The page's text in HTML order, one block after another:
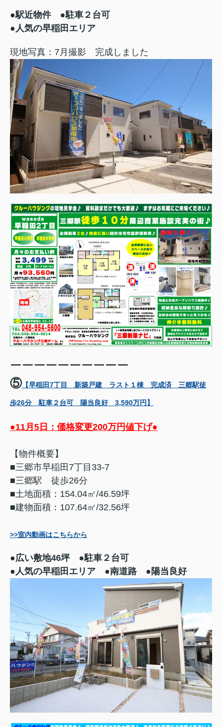
●駅近物件 ●駐車２台可
●人気の早稲田エリア
現地写真：7月撮影 完成しました
ーーーーーーーーーー
⑤【早稲田7丁目 新築戸建 ラスト１棟 完成済 三郷駅徒
歩26分 駐車２台可 陽当良好 3,590万円】
●11月5日：価格変更200万円値下げ●
【物件概要】
■三郷市早稲田7丁目33-7
■三郷駅 徒歩26分
■土地面積：154.04㎡/46.59坪
■建物面積：107.64㎡/32.56坪
>>室内動画はこちらから
●広い敷地46坪 ●駐車２台可
●人気の早稲田エリア ●南道路 ●陽当良好